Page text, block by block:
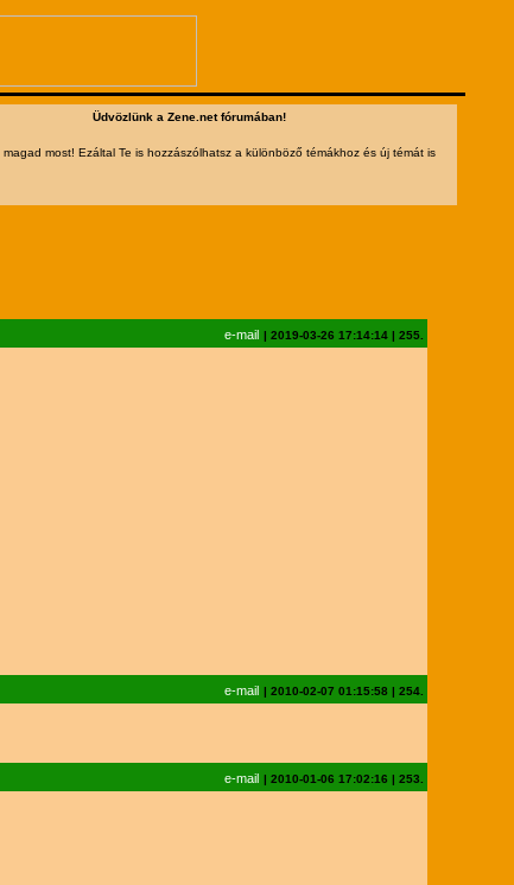
Üdvözlünk a Zene.net fórumában!
magad most! Ezáltal Te is hozzászólhatsz a különböző témákhoz és új témát is
e-mail | 2019-03-26 17:14:14| 255.
e-mail | 2010-02-07 01:15:58 | 254.
e-mail | 2010-01-06 17:02:16 | 253.